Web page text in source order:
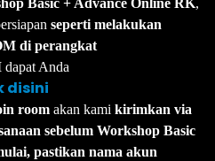
Basic + Advance Online RK,
seperti melakukan
di perangkat
dapat Anda
disini
room akan kami kirimkan via
sebelum Workshop Basic
pastikan nama akun